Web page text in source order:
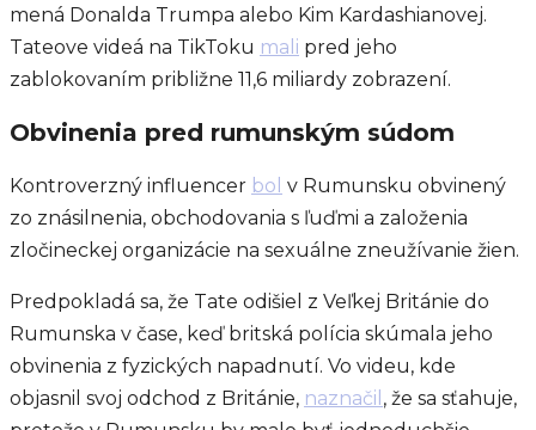
mená Donalda Trumpa alebo Kim Kardashianovej.
Tateove videá na TikToku mali pred jeho
zablokovaním približne 11,6 miliardy zobrazení.
Obvinenia pred rumunským súdom
Kontroverzný influencer bol v Rumunsku obvinený
zo znásilnenia, obchodovania s ľuďmi a založenia
zločineckej organizácie na sexuálne zneužívanie žien.
Predpokladá sa, že Tate odišiel z Veľkej Británie do
Rumunska v čase, keď britská polícia skúmala jeho
obvinenia z fyzických napadnutí. Vo videu, kde
objasnil svoj odchod z Británie, naznačil , že sa sťahuje,